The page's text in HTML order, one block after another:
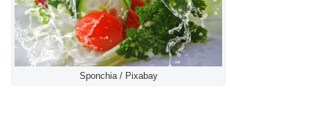
Sponchia / Pixabay